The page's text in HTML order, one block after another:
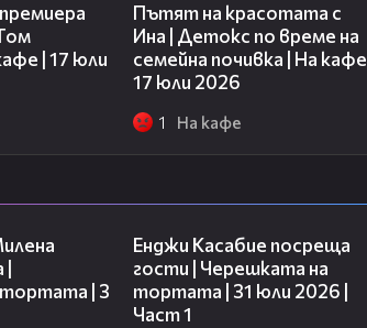
| 17 юли
Пътят на красотата с
Ина | Детокс по време на
семейна почивка | На кафе |
17 юли 2026
1 На кафе
| 3
Енджи Касабие посреща
гости | Черешката на
тортата | 31 юли 2026 |
Част 1